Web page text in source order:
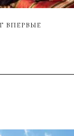
ВПЕРВЫЕ